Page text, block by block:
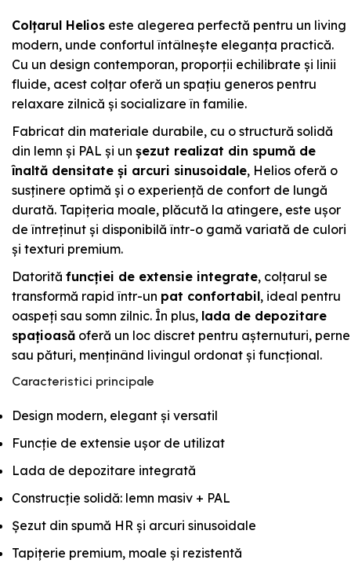
Colțarul Helios este alegerea perfectă pentru un living
modern, unde confortul întâlnește eleganța practică.
Cu un design contemporan, proporții echilibrate și linii
fluide, acest colțar oferă un spațiu generos pentru
relaxare zilnică și socializare în familie.
Fabricat din materiale durabile, cu o structură solidă
din lemn și PAL și un șezut realizat din spumă de
înaltă densitate și arcuri sinusoidale, Helios oferă o
susținere optimă și o experiență de confort de lungă
durată. Tapițeria moale, plăcută la atingere, este ușor
de întreținut și disponibilă într-o gamă variată de culori
și texturi premium.
Datorită funcției de extensie integrate, colțarul se
transformă rapid într-un pat confortabil, ideal pentru
oaspeți sau somn zilnic. În plus, lada de depozitare
spațioasă oferă un loc discret pentru așternuturi, perne
sau pături, menținând livingul ordonat și funcțional.
Caracteristici principale
Design modern, elegant și versatil
Funcție de extensie ușor de utilizat
Lada de depozitare integrată
Construcție solidă: lemn masiv + PAL
Șezut din spumă HR și arcuri sinusoidale
Tapițerie premium, moale și rezistentă